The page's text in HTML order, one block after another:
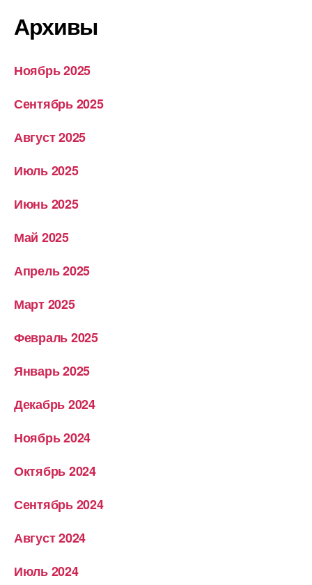
Архивы
Ноябрь 2025
Сентябрь 2025
Август 2025
Июль 2025
Июнь 2025
Май 2025
Апрель 2025
Март 2025
Февраль 2025
Январь 2025
Декабрь 2024
Ноябрь 2024
Октябрь 2024
Сентябрь 2024
Август 2024
Июль 2024